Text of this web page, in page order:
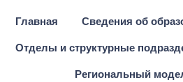
Главная Сведения об
Отделы и структурные
Региональный